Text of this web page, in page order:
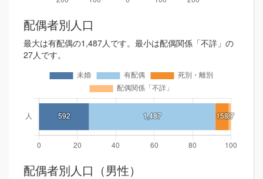
配偶者別人口
最大は有配偶の1,487人です。最小は配偶関係「不詳」の
27人です。
配偶者別人口（男性）